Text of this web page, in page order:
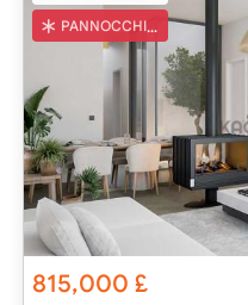
PANNOCCHIA TURCA
815,000£